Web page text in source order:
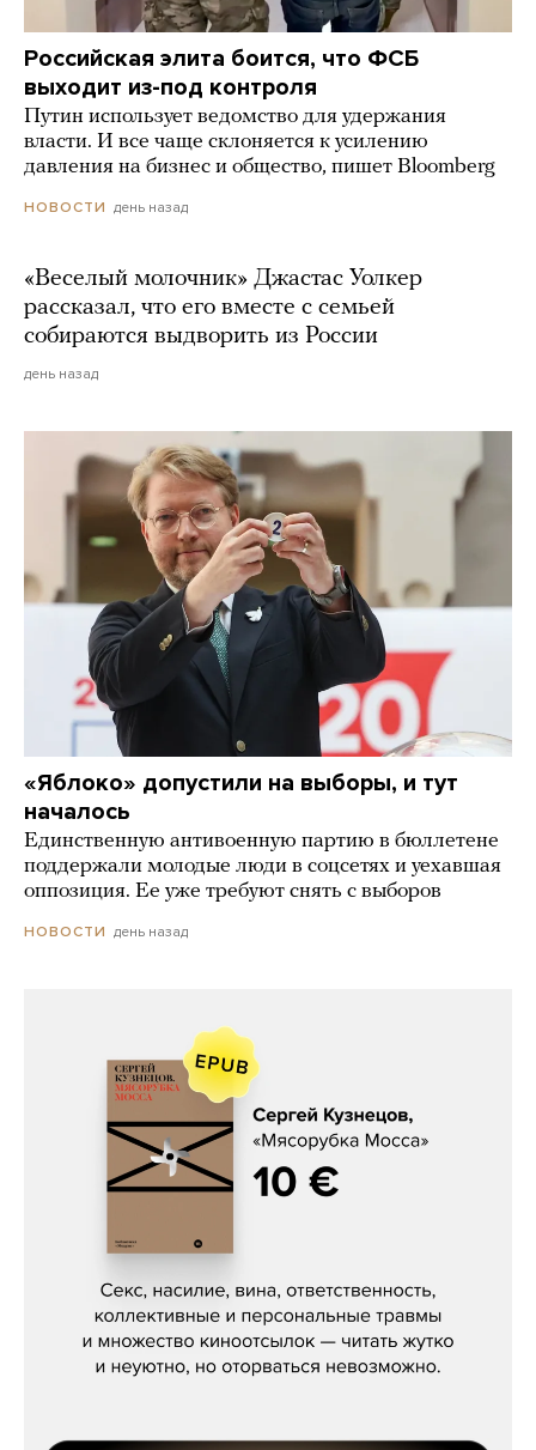
Российская элита боится, что ФСБ
выходит из-под контроля
Путин использует ведомство для удержания
власти. И все чаще склоняется к усилению
давления на бизнес и общество, пишет Bloomberg
НОВОСТИ день назад
«Веселый молочник» Джастас Уолкер
рассказал, что его вместе с семьей
собираются выдворить из России
день назад
«Яблоко» допустили на выборы, и тут
началось
Единственную антивоенную партию в бюллетене
поддержали молодые люди в соцсетях и уехавшая
оппозиция. Ее уже требуют снять с выборов
НОВОСТИ день назад
Сергей Кузнецов, «Мясорубка